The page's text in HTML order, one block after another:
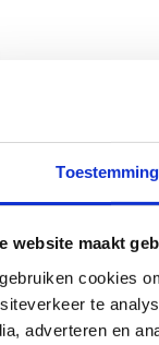
Toestemming
website maakt
cookies
te
adverteren en